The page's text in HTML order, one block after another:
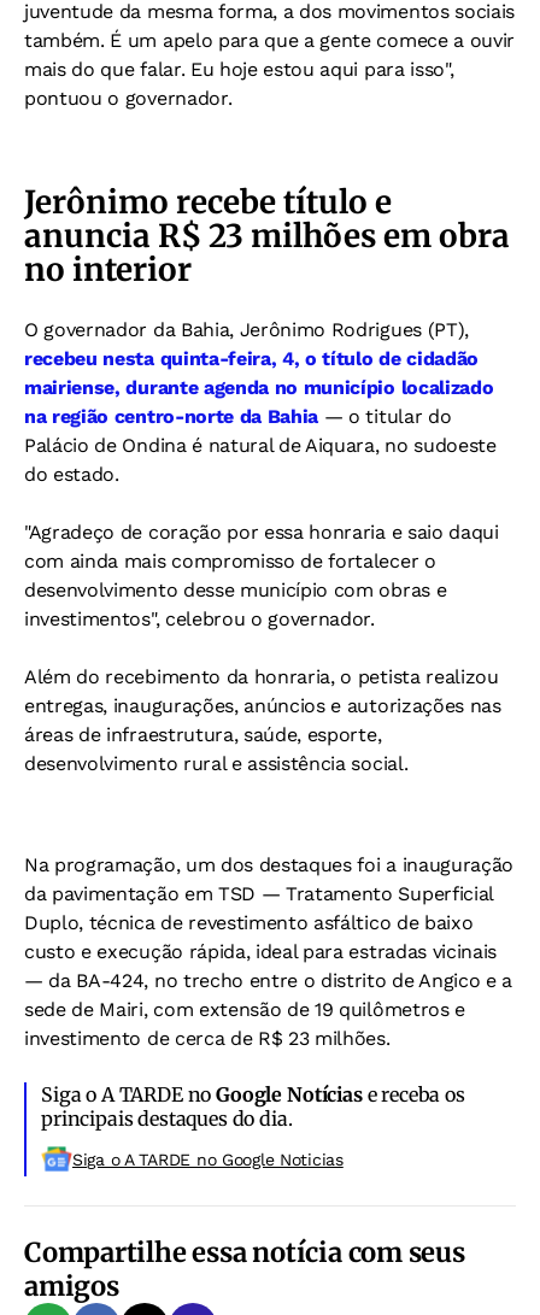
juventude da mesma forma, a dos movimentos sociais
também. É um apelo para que a gente comece a ouvir
mais do que falar. Eu hoje estou aqui para isso",
pontuou o governador.
Jerônimo recebe título e
anuncia R$ 23 milhões em obra
no interior
O governador da Bahia, Jerônimo Rodrigues (PT),
recebeu nesta quinta-feira, 4, o título de cidadão
mairiense, durante agenda no município localizado
na região centro-norte da Bahia — o titular do
Palácio de Ondina é natural de Aiquara, no sudoeste
do estado.
"Agradeço de coração por essa honraria e saio daqui
com ainda mais compromisso de fortalecer o
desenvolvimento desse município com obras e
investimentos", celebrou o governador.
Além do recebimento da honraria, o petista realizou
entregas, inaugurações, anúncios e autorizações nas
áreas de infraestrutura, saúde, esporte,
desenvolvimento rural e assistência social.
Na programação, um dos destaques foi a inauguração
da pavimentação em TSD — Tratamento Superficial
Duplo, técnica de revestimento asfáltico de baixo
custo e execução rápida, ideal para estradas vicinais
— da BA-424, no trecho entre o distrito de Angico e a
sede de Mairi, com extensão de 19 quilômetros e
investimento de cerca de R$ 23 milhões.
Siga o A TARDE noGoogle Notíciase receba os
principais destaques do dia.
Siga o A TARDE no Google Noticias
Compartilhe essa notícia com seus
amigos